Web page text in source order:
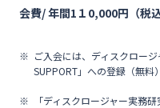
会費/ 年間1１0,000円（税込
ご入会には、ディスクロー
SUPPORT」への登録（無料
「ディスクロージャー実務